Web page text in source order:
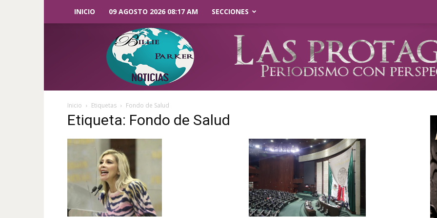
INICIO 09 AGOSTO 2026 08:17 AM SECCIONES
Parker
Noticias
Inicio Etiquetas Fondo de Salud
Etiqueta: Fondo de Salud